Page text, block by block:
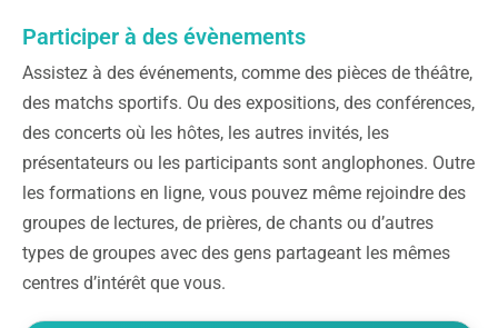
Participer à des évènements
Assistez à des événements, comme des pièces de théâtre,
des matchs sportifs. Ou des expositions, des conférences,
des concerts où les hôtes, les autres invités, les
présentateurs ou les participants sont anglophones. Outre
les formations en ligne, vous pouvez même rejoindre des
groupes de lectures, de prières, de chants ou d’autres
types de groupes avec des gens partageant les mêmes
centres d’intérêt que vous.